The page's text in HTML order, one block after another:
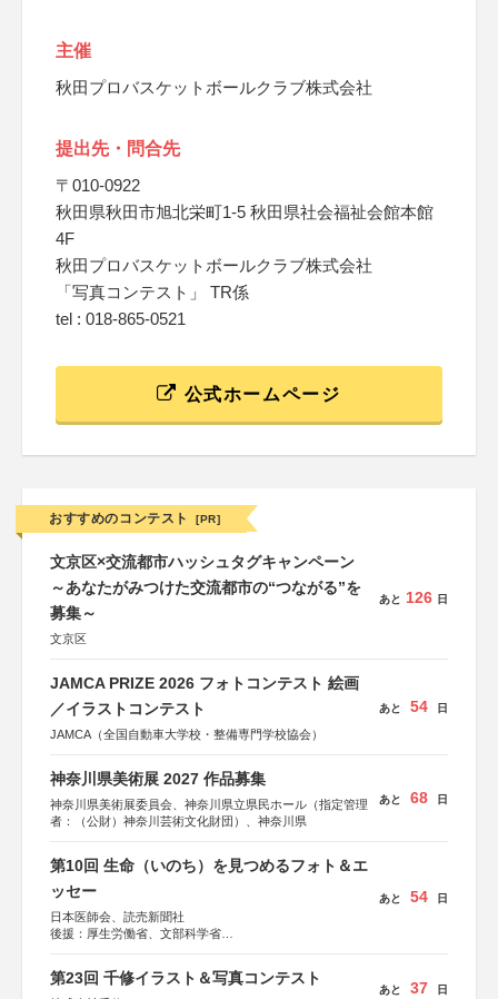
主催
秋田プロバスケットボールクラブ株式会社
提出先・問合先
〒010-0922
秋田県秋田市旭北栄町1-5 秋田県社会福祉会館本館
4F
秋田プロバスケットボールクラブ株式会社
「写真コンテスト」 TR係
tel : 018-865-0521
公式ホームページ
おすすめのコンテスト [PR]
文京区×交流都市ハッシュタグキャンペーン
～あなたがみつけた交流都市の“つながる”を
募集～
文京区
あと 126 日
JAMCA PRIZE 2026 フォトコンテスト 絵画
／イラストコンテスト
JAMCA（全国自動車大学校・整備専門学校協会）
あと 54 日
神奈川県美術展 2027 作品募集
神奈川県美術展委員会、神奈川県立県民ホール（指定管理
者：（公財）神奈川芸術文化財団）、神奈川県
あと 68 日
第10回 生命（いのち）を見つめるフォト＆エ
ッセー
日本医師会、読売新聞社
後援：厚生労働省、文部科学省
しん生命保険株式会社
あと 54 日
第23回 千修イラスト＆写真コンテスト
あと 37 日